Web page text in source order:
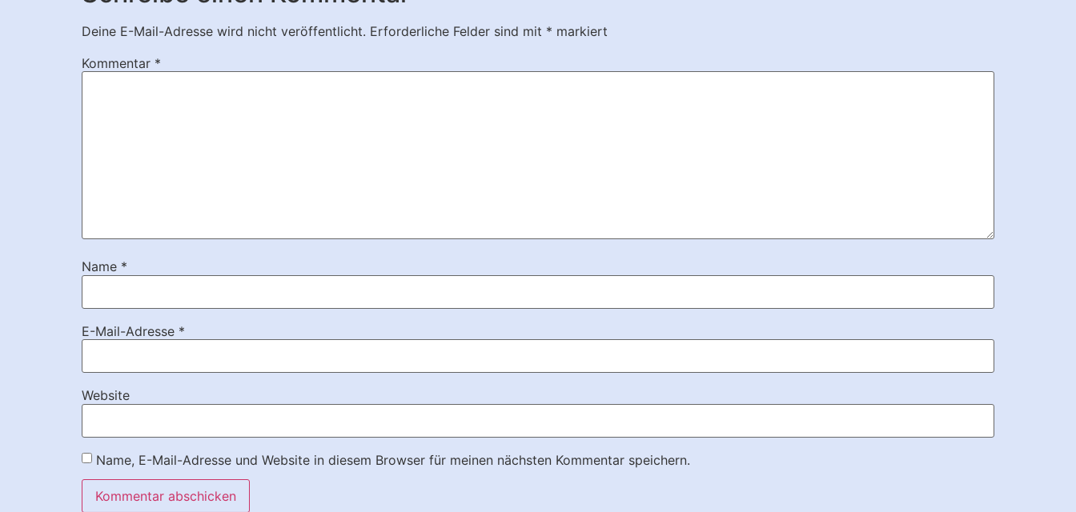
Deine E-Mail-Adresse wird nicht veröffentlicht. Erforderliche Felder sind mit * markiert
Kommentar *
Name *
E-Mail-Adresse *
Website
Name, E-Mail-Adresse und Website in diesem Browser für meinen nächsten Kommentar speichern.